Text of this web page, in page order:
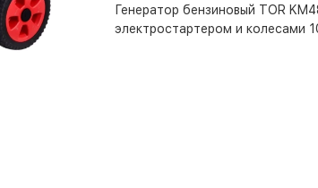
Генератор бензиновый TOR
электростартером и колесами